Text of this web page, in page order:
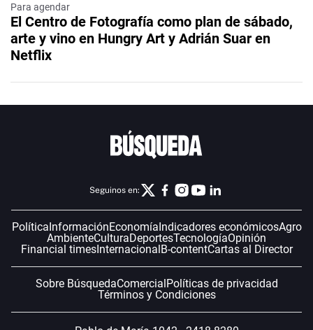
Para agendar
El Centro de Fotografía como plan de sábado,
arte y vino en Hungry Art y Adrián Suar en
Netflix
Seguinos en:
Política InformaciónEconomía Indicadores económicosAgro
AmbienteCulturaDeportesTecnologíaOpinión
Financial timesInternacional B-contentCartas al Director
Sobre BúsquedaComercial Políticas de privacidad
Términos y Condiciones